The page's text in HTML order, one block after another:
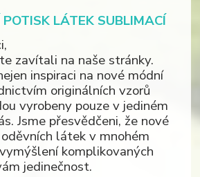
LÁTEK SUBLIMACÍ
zavítali na naše stránky.
inspiraci na nové módní
originálních vzorů
vyrobeny pouze v jediném
Jsme přesvědčeni, že nové
látek v mnohém
komplikovaných
jedinečnost.